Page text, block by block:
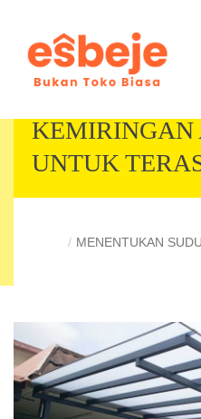
KEMIRINGAN
UNTUK
MENENTUKAN